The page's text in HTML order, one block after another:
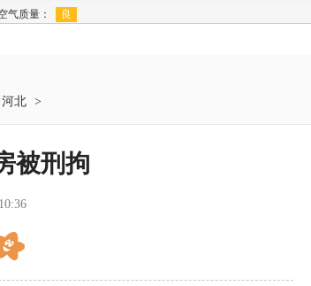
河北 >
被刑拘